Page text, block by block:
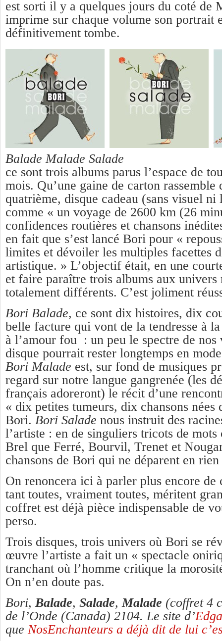
est sorti il y a quelques jours du coté de
imprime sur chaque volume son portrait
définitivement tombe.
Balade Malade Salade
ce sont trois albums parus l’espace de
mois. Qu’une gaine de carton rassemble
quatrième, disque cadeau (sans visuel
comme « un voyage de 2600 km (26
confidences routières et chansons
en fait que s’est lancé Bori pour «
limites et dévoiler les multiples facettes
artistique. » L’objectif était, en une
et faire paraître trois albums aux univers
totalement différents. C’est joliment
Bori Balade, ce sont dix histoires, dix
belle facture qui vont de la tendresse à
à l’amour fou : un peu le spectre de nos
disque pourrait rester longtemps en
Bori Malade est, sur fond de musiques
regard sur notre langue gangrenée (les
français adoreront) le récit d’une
« dix petites tumeurs, dix chansons nées
Bori. Bori Salade nous instruit des
l’artiste : en de singuliers tricots de
Brel que Ferré, Bourvil, Trenet et
chansons de Bori qui ne déparent en
On renoncera ici à parler plus encore de
tant toutes, vraiment toutes, méritent
coffret est déjà pièce indispensable de
perso.
Trois disques, trois univers où Bori se
œuvre l’artiste a fait un « spectacle
tranchant où l’homme critique la
On n’en doute pas.
Bori, Balade, Salade, Malade (coffret 4
de l’Onde (Canada) 2104. Le site d’
que NosEnchanteurs a déjà dit de lui